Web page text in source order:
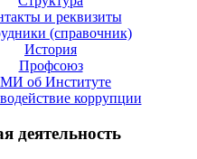
и реквизиты
(справочник)
История
Профсоюз
об Институте
коррупции
деятельность